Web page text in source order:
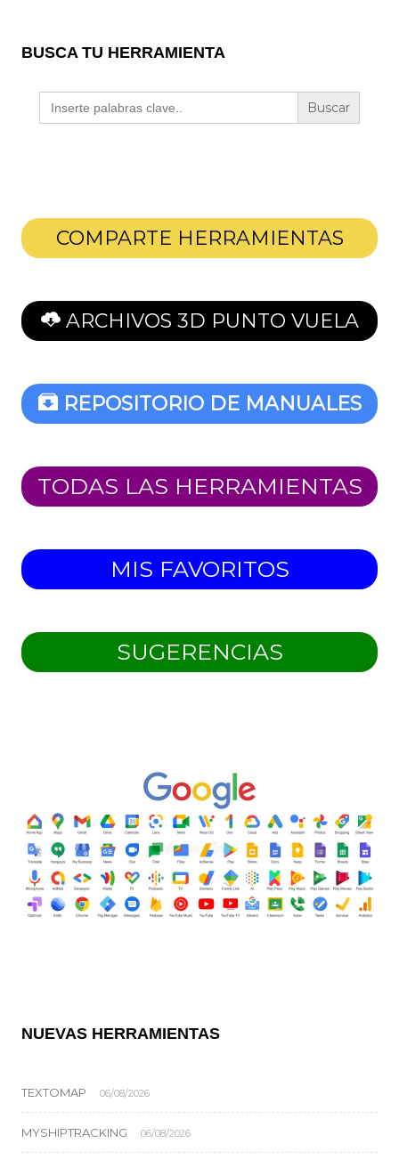
BUSCA TU HERRAMIENTA
Buscar:
COMPARTE HERRAMIENTAS
ARCHIVOS 3D PUNTO VUELA
REPOSITORIO DE MANUALES
TODAS LAS HERRAMIENTAS
MIS FAVORITOS
SUGERENCIAS
NUEVAS HERRAMIENTAS
TEXTOMAP 06/08/2026
MYSHIPTRACKING 06/08/2026